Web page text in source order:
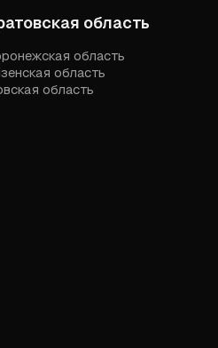
область
область
область
область